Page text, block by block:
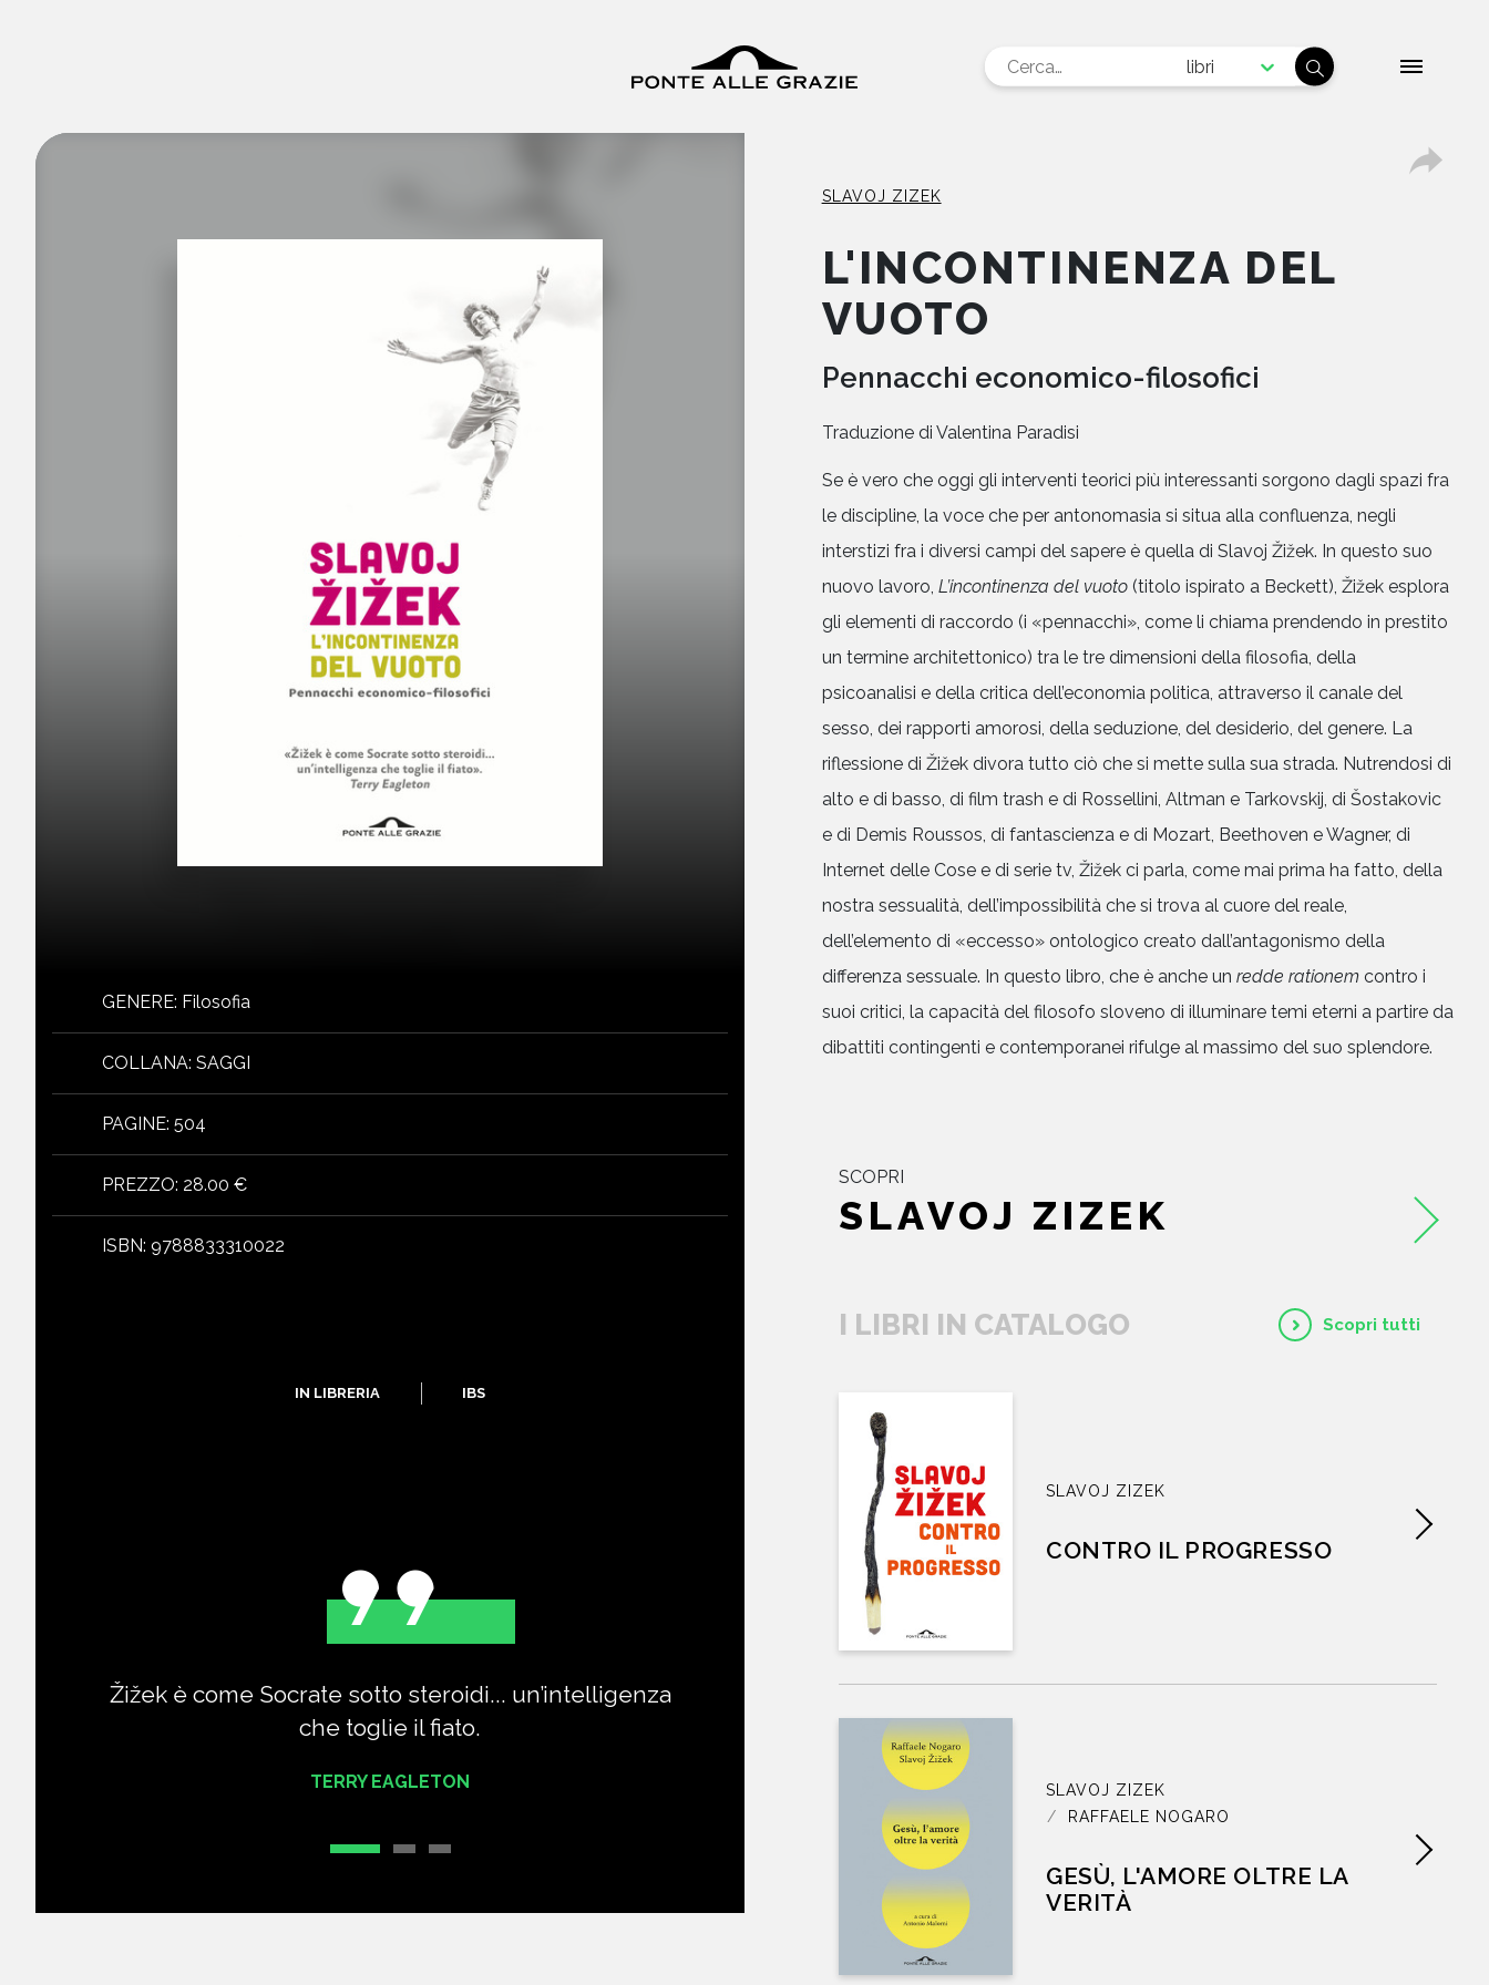
libri
CHI SIAMO
AUTORI
NEWS
CONTATTI
GENERE: Filosofia
COLLANA: SAGGI
PAGINE: 504
PREZZO: 28.00 €
ISBN: 9788833310022
IN LIBRERIA IBS
Žižek è come Socrate sotto steroidi... un’intelligenza
che toglie il fiato.
TERRY EAGLETON
L’icona punk della filosofia europea.
SLAVOJ ZIZEK
L'INCONTINENZA DEL
VUOTO
Pennacchi economico-filosofici
Traduzione di Valentina Paradisi
Se è vero che oggi gli interventi teorici più interessanti sorgono dagli spazi fra
le discipline, la voce che per antonomasia si situa alla confluenza, negli
interstizi fra i diversi campi del sapere è quella di Slavoj Žižek. In questo suo
nuovo lavoro, L’incontinenza del vuoto(titolo ispirato a Beckett), Žižek esplora
gli elementi di raccordo (i «pennacchi», come li chiama prendendo in prestito
un termine architettonico) tra le tre dimensioni della filosofia, della
psicoanalisi e della critica dell’economia politica, attraverso il canale del
sesso, dei rapporti amorosi, della seduzione, del desiderio, del genere. La
riflessione di Žižek divora tutto ciò che si mette sulla sua strada. Nutrendosi di
alto e di basso, di film trash e di Rossellini, Altman e Tarkovskij, di Šostakovic
e di Demis Roussos, di fantascienza e di Mozart, Beethoven e Wagner, di
Internet delle Cose e di serie tv, Žižek ci parla, come mai prima ha fatto, della
nostra sessualità, dell’impossibilità che si trova al cuore del reale,
dell’elemento di «eccesso» ontologico creato dall’antagonismo della
differenza sessuale. In questo libro, che è anche un redde rationemcontro i
suoi critici, la capacità del filosofo sloveno di illuminare temi eterni a partire da
dibattiti contingenti e contemporanei rifulge al massimo del suo splendore.
SCOPRI
SLAVOJ ZIZEK
I LIBRI IN CATALOGO Scopri tutti
SLAVOJ ZIZEK
CONTRO IL PROGRESSO
SLAVOJ ZIZEK
RAFFAELE NOGARO
GESÙ, L'AMORE OLTRE LA
VERITÀ